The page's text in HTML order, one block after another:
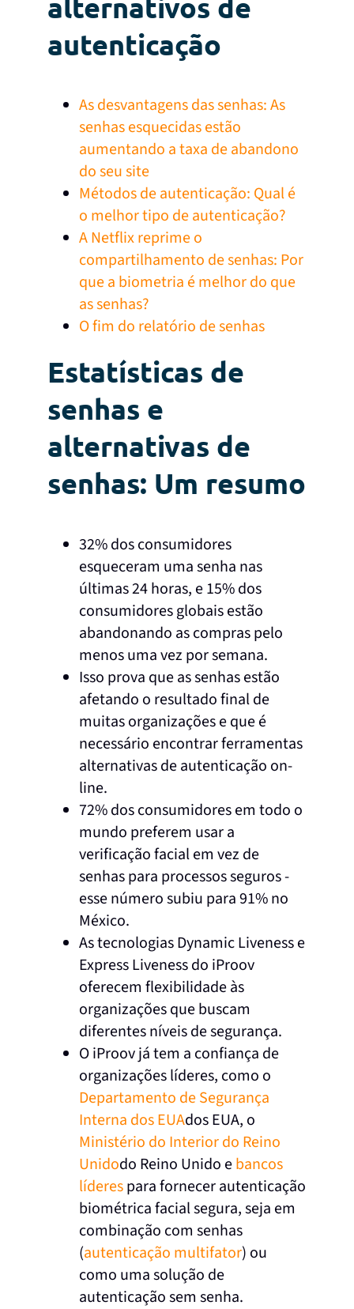
autenticação
As desvantagens das senhas: As
senhas esquecidas estão
aumentando a taxa de abandono
do seu site
Métodos de autenticação: Qual é
o melhor tipo de autenticação?
A Netflix reprime o
compartilhamento de senhas: Por
que a biometria é melhor do que
as senhas?
O fim do relatório de senhas
Estatísticas de
senhas e
alternativas de
senhas: Um resumo
32% dos consumidores
esqueceram uma senha nas
últimas 24 horas, e 15% dos
consumidores globais estão
abandonando as compras pelo
menos uma vez por semana.
Isso prova que as senhas estão
afetando o resultado final de
muitas organizações e que é
necessário encontrar ferramentas
alternativas de autenticação on-
line.
72% dos consumidores em todo o
mundo preferem usar a
verificação facial em vez de
senhas para processos seguros -
esse número subiu para 91% no
México.
As tecnologias Dynamic Liveness e
Express Liveness do iProov
oferecem flexibilidade às
organizações que buscam
diferentes níveis de segurança.
O iProov já tem a confiança de
organizações líderes, como o
Departamento de Segurança
Interna dos EUAdos EUA, o
Ministério do Interior do Reino
Unidodo Reino Unido ebancos
líderespara fornecer autenticação
biométrica facial segura, seja em
combinação com senhas
(autenticação multifator) ou
como uma solução de
autenticação sem senha.